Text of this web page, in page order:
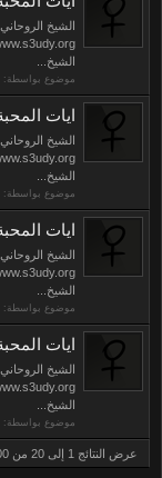
الشيخ...
موضوع بواسطة:
ايات المحبة
الشيخ...
موضوع بواسطة:
ايات المحبة
الشيخ...
موضوع بواسطة:
ايات المحبة
الشيخ...
موضوع بواسطة:
عرض النتائج 1 إلى 20 من 200